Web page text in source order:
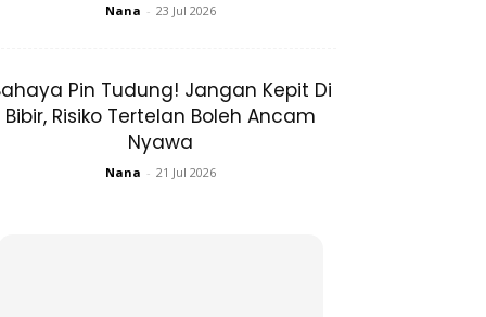
Nana - 23 Jul 2026
Pin Tudung! Jangan Kepit Di
Bibir, Risiko Tertelan Boleh Ancam
Nyawa
Nana - 21 Jul 2026